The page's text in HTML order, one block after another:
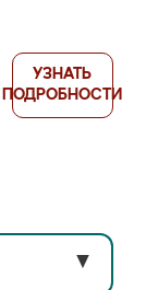
УЗНАТЬ
ПОДРОБНОСТИ
▼